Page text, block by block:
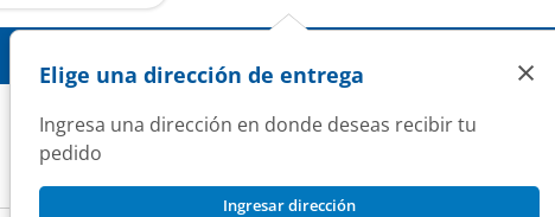
Elige una dirección de entrega
Ingresa una dirección en donde deseas recibir tu
pedido
Ingresar dirección
×